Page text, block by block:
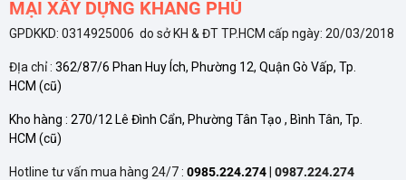
MẠI XÂY DỰNG KHANG PHÚ
GPDKKD: 0314925006 do sở KH & ĐT TP.HCM cấp ngày: 20/03/2018
ĐỊa chỉ : 362/87/6 Phan Huy Ích, Phường 12, Quận Gò Vấp, Tp.
HCM (cũ)
Kho hàng : 270/12 Lê Đình Cẩn, Phường Tân Tạo , Bình Tân, Tp.
HCM (cũ)
Hotline tư vấn mua hàng 24/7 : 0985.224.274 0987.224.274